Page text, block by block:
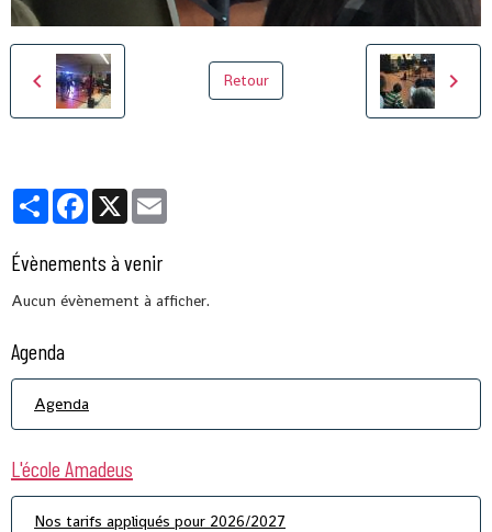
Retour
PartagerFacebook
X
Évènements à venir
Aucun évènement à afficher.
Agenda
Agenda
L'école Amadeus
Nos tarifs appliqués pour 2026/2027